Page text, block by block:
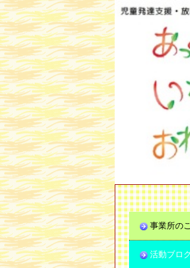
事業所の
活動ブロ